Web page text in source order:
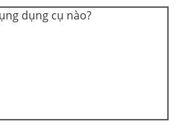
dụng cụ nào?